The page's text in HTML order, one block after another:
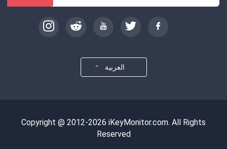
العربية
Copyright @ 2012-2026 iKeyMonitor.com. All Rights
Reserved